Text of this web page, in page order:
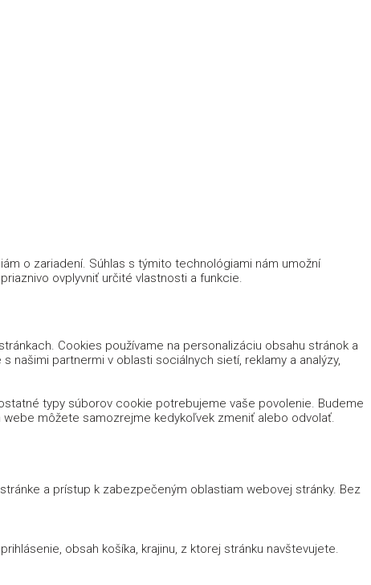
o zariadení. Súhlas s týmito technológiami nám umožní
ovplyvniť určité vlastnosti a funkcie.
Cookies používame na personalizáciu obsahu stránok a
našimi partnermi v oblasti sociálnych sietí, reklamy a analýzy,
typy súborov cookie potrebujeme vaše povolenie. Budeme
môžete samozrejme kedykoľvek zmeniť alebo odvolať.
a prístup k zabezpečeným oblastiam webovej stránky. Bez
obsah košíka, krajinu, z ktorej stránku navštevujete.